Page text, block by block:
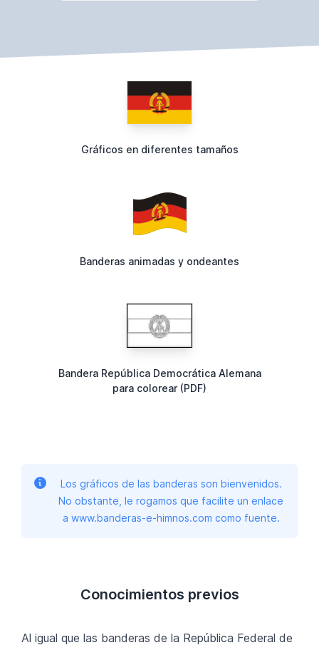
Gráficos en diferentes tamaños
Banderas animadas y ondeantes
Bandera República Democrática Alemana
para colorear (PDF)
Los gráficos de las banderas son bienvenidos.
No obstante, le rogamos que facilite un enlace
a www.banderas-e-himnos.com como fuente.
Conocimientos previos
Al igual que las banderas de la República Federal de